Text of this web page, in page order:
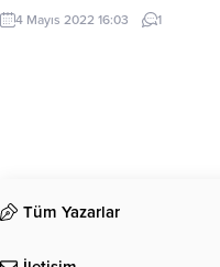
katılarak tamamlar lise diplomasını
açıktan daha sonra alan Şairimizin
4 Mayıs 2022 16:03 1
Tüm Yazarlar